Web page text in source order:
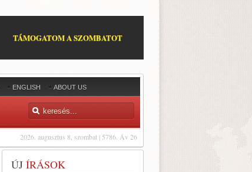
TÁMOGATOM A SZOMBATOT
ENGLISH ABOUT US
2026. augusztus 8, szombat | 5786. Áv 26
ÚJ ÍRÁSOK